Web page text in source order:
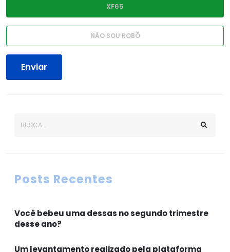
Enviar
Posts Recentes
Você bebeu uma dessas no segundo trimestre
desse ano?
Um levantamento realizado pela plataforma